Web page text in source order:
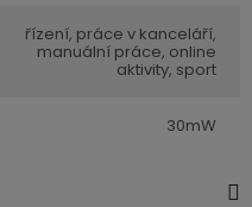
řízení, práce v kanceláří,
manuální práce, online
aktivity, sport
30mW